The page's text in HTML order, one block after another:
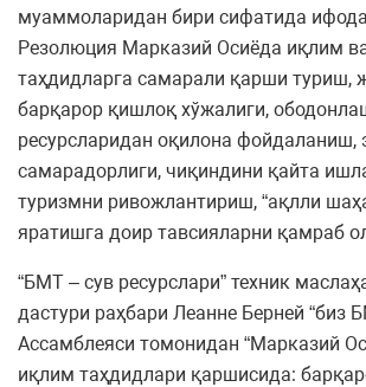
муаммоларидан бири сифатида
Резолюция Марказий Осиёда иқлим
таҳдидларга самарали қарши туриш,
барқарор қишлоқ хўжалиги,
ресурсларидан оқилона фойдаланиш,
самарадорлиги, чиқиндини қайта
туризмни ривожлантириш, “ақлли
яратишга доир тавсияларни қамраб
“БМТ – сув ресурслари” техник
дастури раҳбари Леанне Берней “биз
Ассамблеяси томонидан “Марказий
иқлим таҳдидлари қаршисида: